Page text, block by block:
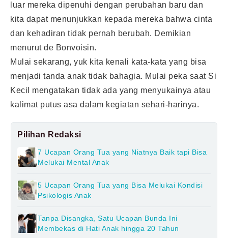
luar mereka dipenuhi dengan perubahan baru dan
kita dapat menunjukkan kepada mereka bahwa cinta
dan kehadiran tidak pernah berubah. Demikian
menurut de Bonvoisin.
Mulai sekarang, yuk kita kenali kata-kata yang bisa
menjadi tanda anak tidak bahagia. Mulai peka saat Si
Kecil mengatakan tidak ada yang menyukainya atau
kalimat putus asa dalam kegiatan sehari-harinya.
Pilihan Redaksi
7 Ucapan Orang Tua yang Niatnya Baik tapi Bisa
Melukai Mental Anak
5 Ucapan Orang Tua yang Bisa Melukai Kondisi
Psikologis Anak
Tanpa Disangka, Satu Ucapan Bunda Ini
Membekas di Hati Anak hingga 20 Tahun